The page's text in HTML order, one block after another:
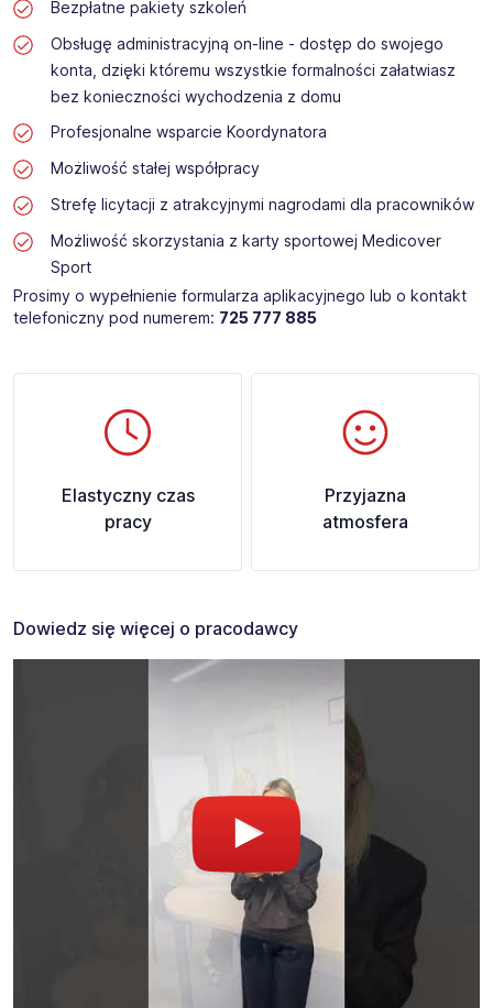
Bezpłatne pakiety szkoleń
Obsługę administracyjną on-line - dostęp do swojego
konta, dzięki któremu wszystkie formalności załatwiasz
bez konieczności wychodzenia z domu
Profesjonalne wsparcie Koordynatora
Możliwość stałej współpracy
Strefę licytacji z atrakcyjnymi nagrodami dla pracowników
Możliwość skorzystania z karty sportowej Medicover
Sport
Prosimy o wypełnienie formularza aplikacyjnego lub o kontakt
telefoniczny pod numerem: 725 777 885
Elastyczny czas
pracy
Przyjazna
atmosfera
Dowiedz się więcej o pracodawcy